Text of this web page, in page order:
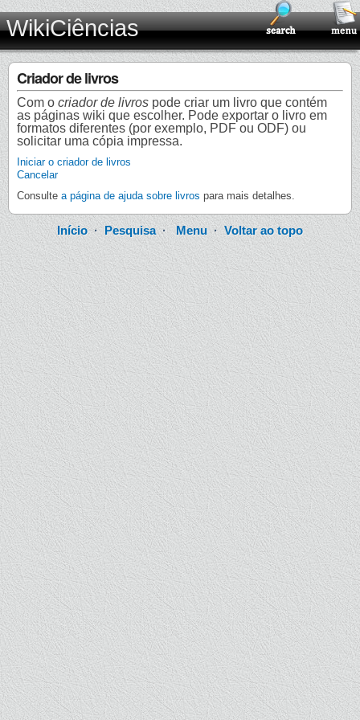
WikiCiências
Criador de livros
Com o criador de livros pode criar um livro que contém
as páginas wiki que escolher. Pode exportar o livro em
formatos diferentes (por exemplo, PDF ou ODF) ou
solicitar uma cópia impressa.
Iniciar o criador de livros
Cancelar
Consulte a página de ajuda sobre livros para mais detalhes.
Início· Pesquisa·Menu · Voltar ao topo